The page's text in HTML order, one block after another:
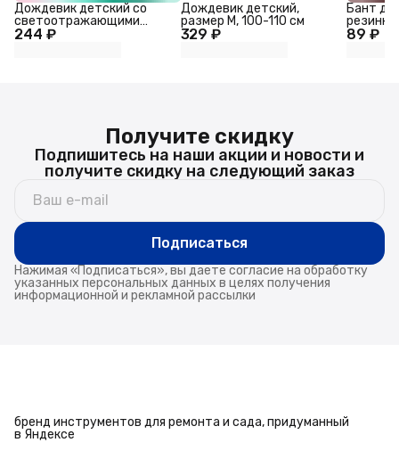
244 ₽
Дождевик детский со
светоотражающими
элементами, зелёный,
329 ₽
Дождевик детский,
размер M, 100-110 см
89 ₽
Бант
ромашка
Получите скидку
Подпишитесь на наши акции и новости и
получите скидку на следующий заказ
Подписаться
Нажимая «Подписаться», вы даете согласие на обработку
указанных персональных данных в целях получения
информационной и рекламной рассылки
бренд инструментов для ремонта и сада, придуманный
в Яндексе